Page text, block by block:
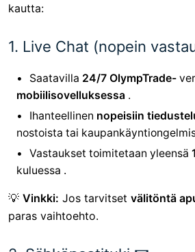
kautta:
1. Live Chat (nopein
Saatavilla 24/7 OlympTrade-
mobiilisovelluksessa .
Ihanteellinen nopeisiin
nostoista tai
Vastaukset toimitetaan yleensä
kuluessa .
💡 Vinkki: Jos tarvitset välitöntä
paras vaihtoehto.